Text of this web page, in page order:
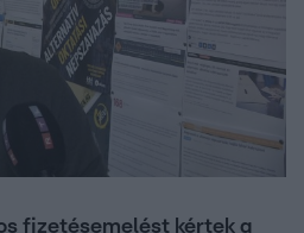
fizetésemelést kértek a